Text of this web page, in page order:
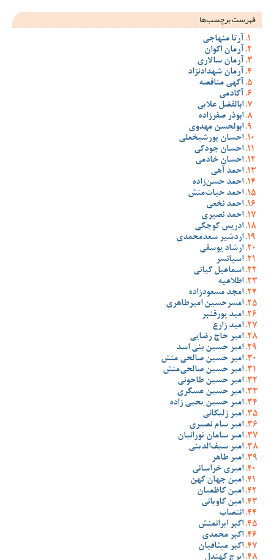
فهرست برچسب‌ها
آرتا منهاجی
آرمان اکوان
آرمان سالاری
آرمان شهدادنژاد
آگهی مناقصه
آکادمی
ابالفضل علایی
ابوذر صفرزاده
ابولحسن مهدوی
احسان پورشیخعلی
احسان جودکی
احسان خادمی
احمد آهی
احمد حسن‌زاده
احمد حیات‌منش
احمد نخعی
احمد نصیری
ادریس کوچکی
اردشیر سعدمحمدی
ارشاد یوسفی
اسپانسر
اسماعیل کیانی
اطلاعیه
امجد مسعودزاده
امسرحسین امیرطاهری
امید پورقنبر
امید زارع
امیر حاج رضایی
امیر حسین بنی اسد
امیر حسین صالحی منش
امیر حسین صالحی‌منش
امیر حسین طاحونی
امیر حسین عسگری
امیر حسین یحیی زاده
امیر زلیکانی
امیر سام نصیری
امیر سامان تورانیان
امیر سیف‌الدینی
امیر طاهر
امیری خراسانی
امین جهان کهن
امین کاظمیان
امین کاویانی
انتصاب
اکبر ایرانمنش
اکبر محمدی
اکبر میثاقیان
ایرج کهندل